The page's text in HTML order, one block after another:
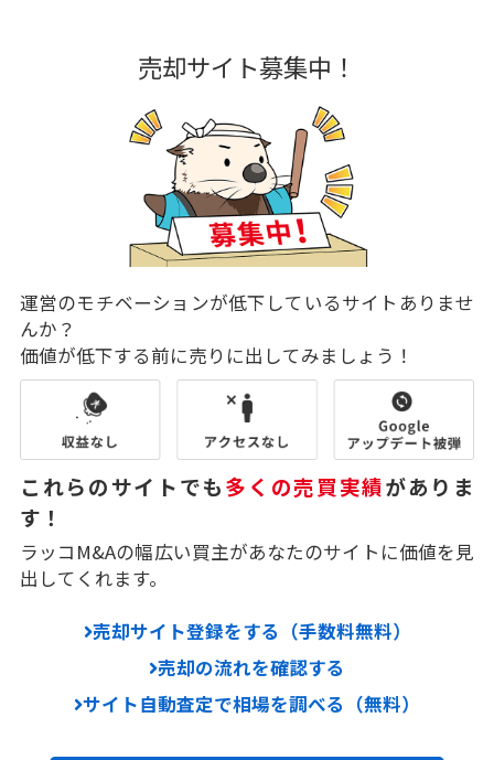
売却サイト募集中！
運営のモチベーションが低下しているサイトありませ
んか？
価値が低下する前に売りに出してみましょう！
これらのサイトでも多くの売買実績がありま
す！
ラッコM&Aの幅広い買主があなたのサイトに価値を見
出してくれます。
売却サイト登録をする（手数料無料）
売却の流れを確認する
サイト自動査定で相場を調べる（無料）